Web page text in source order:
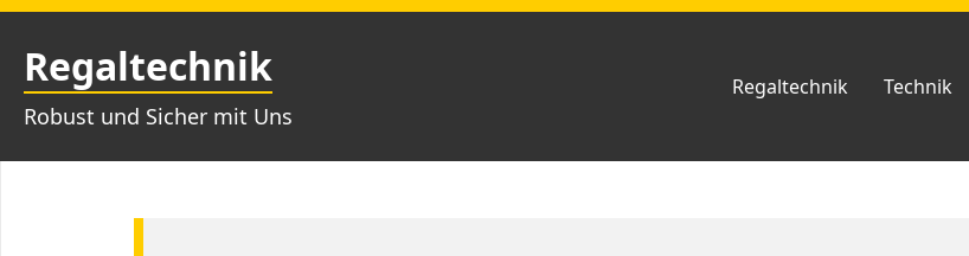
Zum
Inhalt
springen
Regaltechnik
Robust und Sicher mit Uns
Regaltechnik Technik